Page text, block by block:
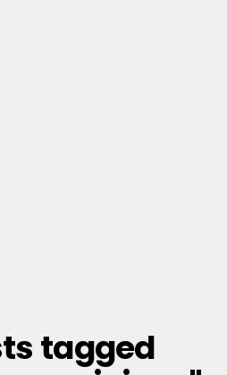
tagged